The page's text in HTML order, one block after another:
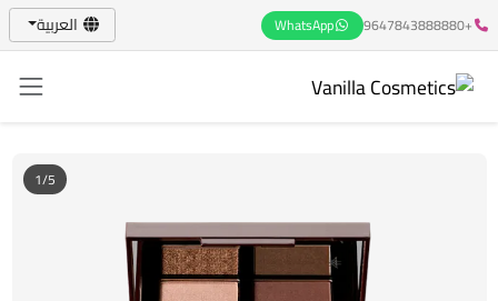
+9647843888880
WhatsApp العربية
1/5